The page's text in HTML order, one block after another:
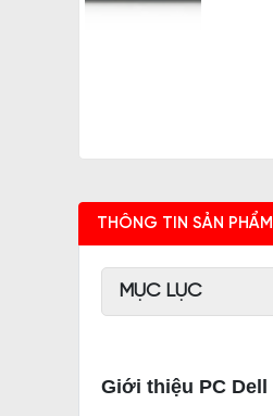
THÔNG TIN SẢN PHẨM
MỤC LỤC
Giới thiệu PC Dell